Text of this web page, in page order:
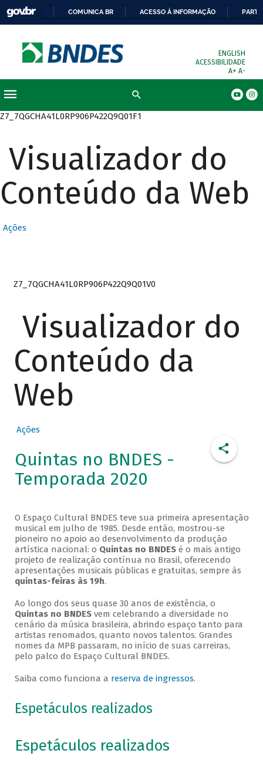
COMUNICA BR ACESSO À INFORMAÇÃO
ENGLISH
ACESSIBILIDADE
A+ A-
Z7_7QGCHA41L0RP906P422Q9Q01F1
Visualizador do
Conteúdo da Web
Ações
Z7_7QGCHA41L0RP906P422Q9Q01V0
Visualizador do
Conteúdo da
Web
Ações
Quintas no BNDES -
Temporada 2020
O Espaço Cultural BNDES teve sua primeira apresentação
musical em julho de 1985. Desde então, mostrou-se
pioneiro no apoio ao desenvolvimento da produção
artística nacional: o Quintas no BNDESé o mais antigo
projeto de realização contínua no Brasil, oferecendo
apresentações musicais públicas e gratuitas, sempre às
quintas-feiras às 19h.
Ao longo dos seus quase 30 anos de existência, o
Quintas no BNDESvem celebrando a diversidade no
cenário da música brasileira, abrindo espaço tanto para
artistas renomados, quanto novos talentos. Grandes
nomes da MPB passaram, no início de suas carreiras,
pelo palco do Espaço Cultural BNDES.
Saiba como funciona a reserva de ingressos.
Espetáculos realizados
Espetáculos realizados